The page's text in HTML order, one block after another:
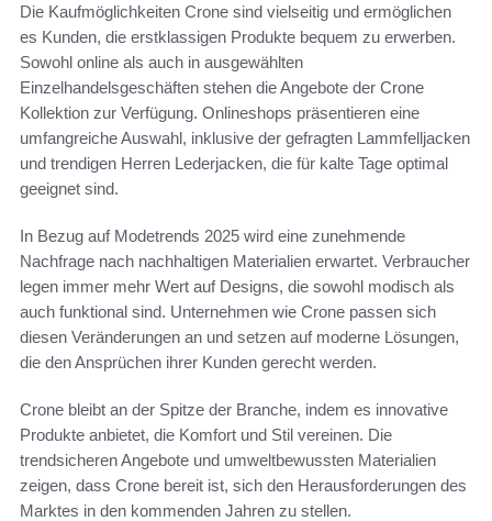
Die Kaufmöglichkeiten Crone sind vielseitig und ermöglichen
es Kunden, die erstklassigen Produkte bequem zu erwerben.
Sowohl online als auch in ausgewählten
Einzelhandelsgeschäften stehen die Angebote der Crone
Kollektion zur Verfügung. Onlineshops präsentieren eine
umfangreiche Auswahl, inklusive der gefragten Lammfelljacken
und trendigen Herren Lederjacken, die für kalte Tage optimal
geeignet sind.
In Bezug auf Modetrends 2025 wird eine zunehmende
Nachfrage nach nachhaltigen Materialien erwartet. Verbraucher
legen immer mehr Wert auf Designs, die sowohl modisch als
auch funktional sind. Unternehmen wie Crone passen sich
diesen Veränderungen an und setzen auf moderne Lösungen,
die den Ansprüchen ihrer Kunden gerecht werden.
Crone bleibt an der Spitze der Branche, indem es innovative
Produkte anbietet, die Komfort und Stil vereinen. Die
trendsicheren Angebote und umweltbewussten Materialien
zeigen, dass Crone bereit ist, sich den Herausforderungen des
Marktes in den kommenden Jahren zu stellen.